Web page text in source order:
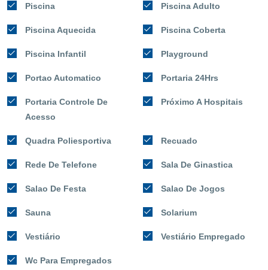
Piscina Piscina Adulto
Piscina Aquecida Piscina Coberta
Piscina Infantil Playground
Portao Automatico Portaria 24Hrs
Portaria Controle De
Acesso
Próximo A Hospitais
Quadra Poliesportiva Recuado
Rede De Telefone Sala De Ginastica
Salao De Festa Salao De Jogos
Sauna Solarium
Vestiário Vestiário Empregado
Wc Para Empregados